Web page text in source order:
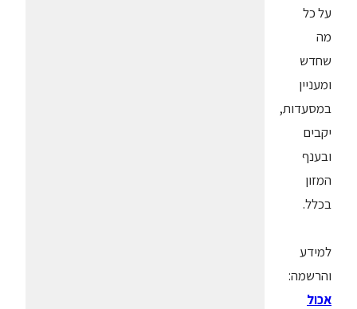
על כל
מה
שחדש
ומעניין
במסעדות,
יקבים
ובענף
המזון
בכלל.
למידע
והרשמה:
אכול